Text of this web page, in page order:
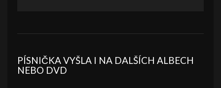
PÍSNIČKA VYŠLA I NA DALŠÍCH ALBECH
NEBO DVD